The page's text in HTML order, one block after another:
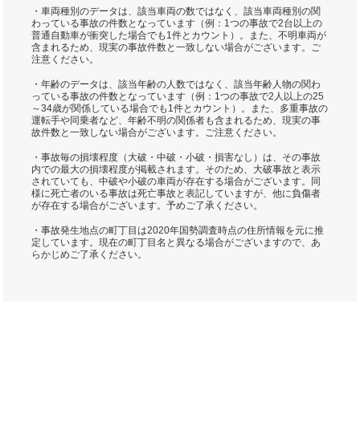
・車両種別のデータは、該当車両の数ではなく、該当車両種別の関
わっている事故の件数となっています（例：1つの事故で2台以上の
普通自動車が衝突した場合でも1件とカウント）。また、不明車両が
含まれるため、現実の事故件数と一致しない場合がございます。ご
注意ください。
・年齢のデータは、該当年齢の人数ではなく、該当年齢人物の関わ
っている事故の件数となっています（例：1つの事故で2人以上の25
～34歳が関係している場合でも1件とカウント）。また、多重事故の
運転手や同乗者など、年齢不明の関係者も含まれるため、現実の事
故件数と一致しない場合がございます。ご注意ください。
・事故毎の損壊程度（大破・中破・小破・損害なし）は、その事故
内での最大の損壊程度が掲載されます。そのため、大破事故と表示
されていても、中破や小破の車両が存在する場合がございます。同
様に死亡者のいる事故は死亡事故と表記していますが、他に負傷者
が存在する場合がございます。予めご了承ください。
・事故発生地点の町丁目は2020年国勢調査時点の住所情報を元に推
定しています。現在の町丁目名と異なる場合がございますので、あ
らかじめご了承ください。